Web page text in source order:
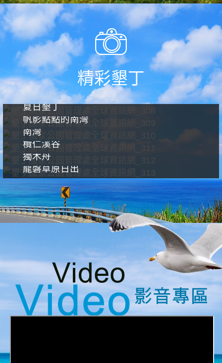
精彩墾丁
夏日墾丁
帆影點點的南灣
南灣
欖仁溪谷
獨木舟
龍磐草原日出